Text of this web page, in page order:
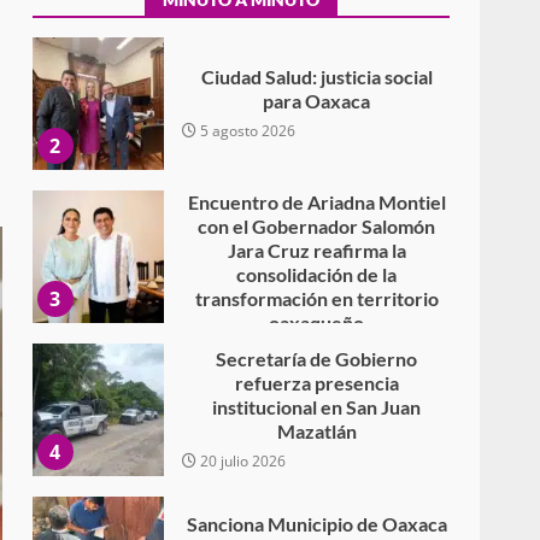
3
con el Gobernador Salomón
Jara Cruz reafirma la
consolidación de la
transformación en territorio
30 julio 2026
4
Secretaría de Gobierno
refuerza presencia
institucional en San Juan
Mazatlán
20 julio 2026
5
Sanciona Municipio de Oaxaca
de Juárez caso de maltrato
animal tras denuncia ciudadana
Baja California; FGR lo investiga